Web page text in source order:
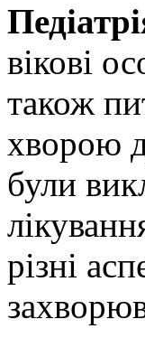
вікові
також
хворою
були
різні